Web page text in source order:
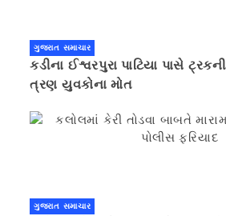
ગુજરાત સમાચાર
કડીના ઈશ્વરપુરા પાટિયા પાસે
ત્રણ યુવકોના મોત
ગુજરાત સમાચાર